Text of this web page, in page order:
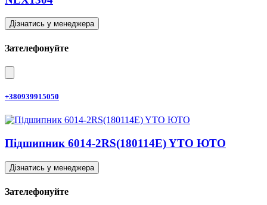
Дізнатись у менеджера
Зателефонуйте
+380939915050
Підшипник 6014-2RS(180114E) YTO ЮТО
Дізнатись у менеджера
Зателефонуйте